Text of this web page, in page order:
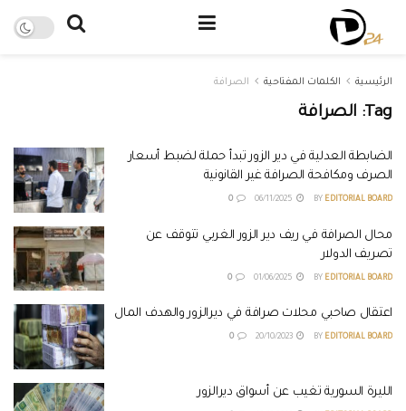
الرئيسية الكلمات المفتاحية الصرافة
Tag: الصرافة
الضابطة العدلية في دير الزور تبدأ حملة لضبط أسعار
الصرف ومكافحة الصرافة غير القانونية
BY EDITORIAL BOARD
محال الصرافة في ريف دير الزور الغربي تتوقف عن
تصريف الدولار
BY EDITORIAL BOARD
اعتقال صاحبي محلات صرافة في ديرالزور والهدف المال
BY EDITORIAL BOARD
الليرة السورية تغيب عن أسواق ديرالزور